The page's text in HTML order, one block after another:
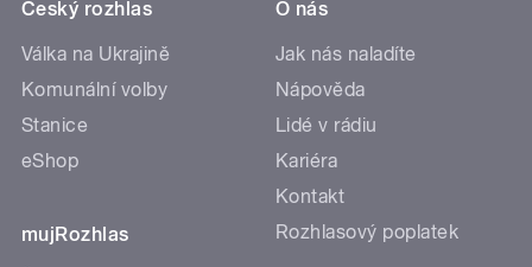
Český rozhlas
Válka na Ukrajině
Komunální volby
Stanice
eShop
mujRozhlas
O nás
Jak nás naladíte
Nápověda
Lidé v rádiu
Kariéra
Kontakt
Rozhlasový poplatek